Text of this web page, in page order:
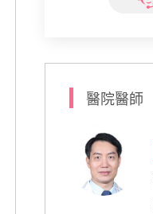
醫院醫師